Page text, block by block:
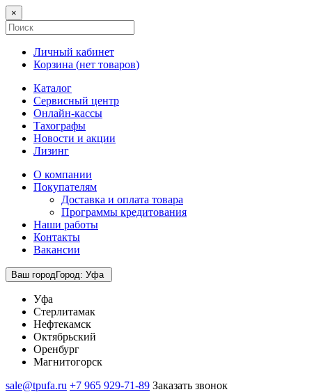
×
Личный кабинет
Корзина (нет товаров)
Каталог
Сервисный центр
Онлайн-кассы
Тахографы
Новости и акции
Лизинг
О компании
Покупателям
Доставка и оплата товара
Программы кредитования
Наши работы
Контакты
Вакансии
Ваш городГород: Уфа
Уфа
Стерлитамак
Нефтекамск
Октябрьский
Оренбург
Магнитогорск
sale@tpufa.ru +7 965 929-71-89 Заказать звонок